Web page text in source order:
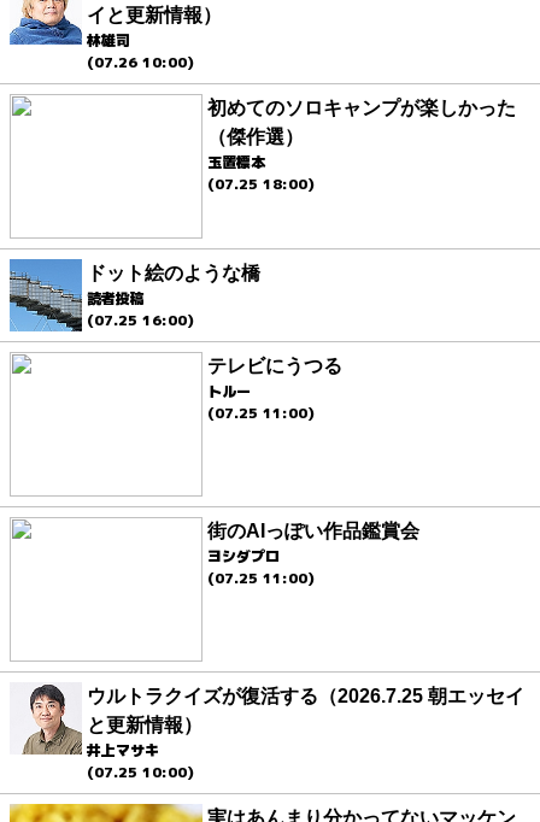
イと更新情報）
林雄司
(07.26 10:00)
初めてのソロキャンプが楽しかった
（傑作選）
玉置標本
(07.25 18:00)
ドット絵のような橋
読者投稿
(07.25 16:00)
テレビにうつる
トルー
(07.25 11:00)
街のAIっぽい作品鑑賞会
ヨシダプロ
(07.25 11:00)
ウルトラクイズが復活する（2026.7.25 朝エッセイ
と更新情報）
井上マサキ
(07.25 10:00)